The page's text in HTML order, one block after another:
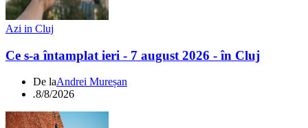
Azi in Cluj
Ce s-a întamplat ieri - 7 august 2026 - în Cluj
De laAndrei Mureșan
.8/8/2026